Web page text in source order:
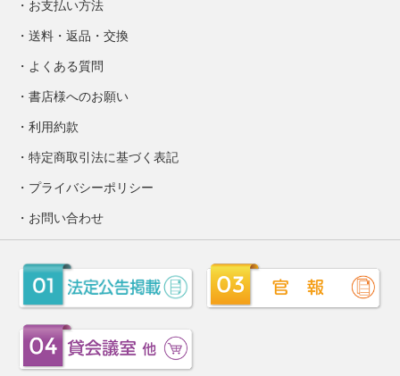
お支払い方法
送料・返品・交換
よくある質問
書店様へのお願い
利用約款
特定商取引法に基づく表記
プライバシーポリシー
お問い合わせ